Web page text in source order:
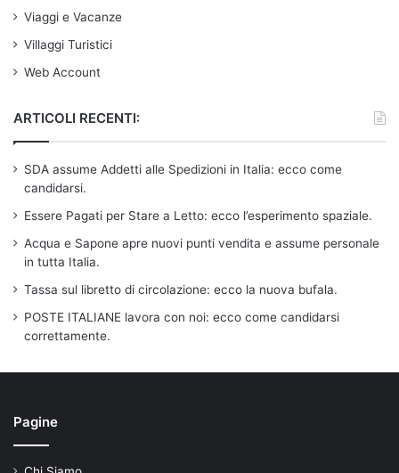
Viaggi e Vacanze
Villaggi Turistici
Web Account
ARTICOLI RECENTI:
SDA assume Addetti alle Spedizioni in Italia: ecco come
candidarsi.
Essere Pagati per Stare a Letto: ecco l’esperimento spaziale.
Acqua e Sapone apre nuovi punti vendita e assume personale
in tutta Italia.
Tassa sul libretto di circolazione: ecco la nuova bufala.
POSTE ITALIANE lavora con noi: ecco come candidarsi
correttamente.
Pagine